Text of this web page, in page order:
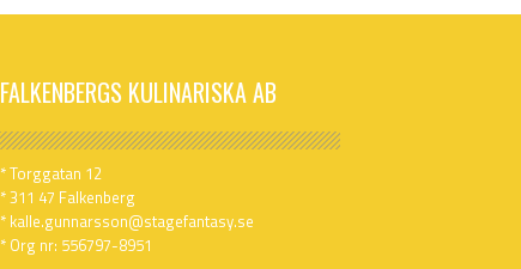
FALKENBERGS KULINARISKA AB
* Torggatan 12
* 311 47 Falkenberg
* kalle.gunnarsson@stagefantasy.se
* Org nr: 556797-8951